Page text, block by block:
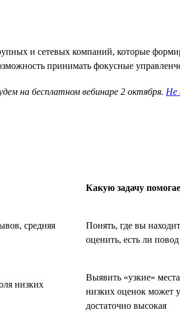
и сетевых компаний, которые
принимать фокусные
на бесплатном вебинаре 2 октября. Не
Какую задачу
средняя
Понять, где вы
оценить, есть ли
низких
Выявить «узкие»
низких оценок может
достаточно высокая